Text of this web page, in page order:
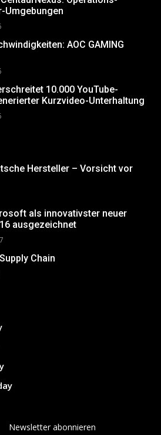
AOC GAMING
10.000 YouTube-
Kurzvideo-Unterhaltung
Hersteller – Vorsicht vor
als innovativster neuer
ausgezeichnet
Chain
Newsletter abonnieren